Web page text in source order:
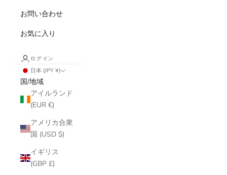
お問い合わせ
お気に入り
ログイン
日本 (JPY ¥)
国/地域
アイルランド
(EUR €)
アメリカ合衆
国 (USD $)
イギリス
(GBP £)